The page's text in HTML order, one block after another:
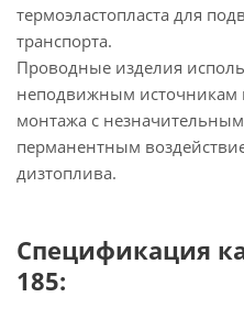
термоэластопласта для
транспорта.
Проводные изделия
неподвижным источникам
монтажа с
перманентным
дизтоплива.
Спецификация
185: